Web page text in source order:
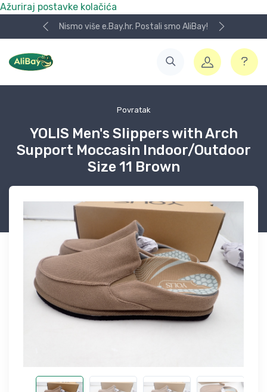
Ažuriraj postavke kolačića
Nismo više e.Bay.hr. Postali smo AliBay!
Povratak
YOLIS Men's Slippers with Arch
Support Moccasin Indoor/Outdoor
Size 11 Brown